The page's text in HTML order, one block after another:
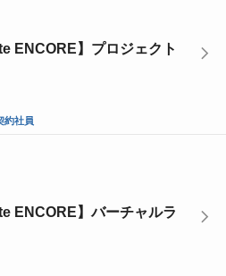
ENCORE】プロジェクト
約社員
ENCORE】バーチャルラ